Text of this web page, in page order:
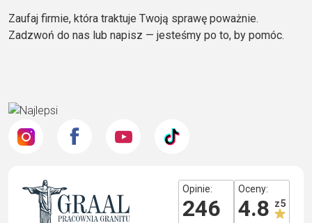
Zaufaj firmie, która traktuje Twoją sprawę poważnie.
Zadzwoń do nas lub napisz — jesteśmy po to, by pomóc.
Opinie:
246
Oceny:
4.8 z 5